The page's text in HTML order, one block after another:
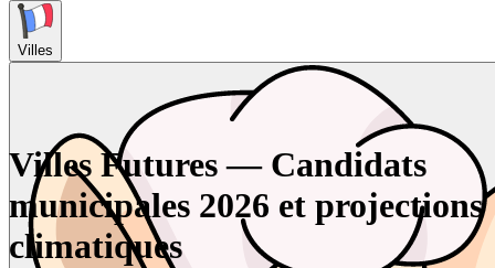
Villes
Villes Futures — Candidats
municipales 2026 et projections
climatiques